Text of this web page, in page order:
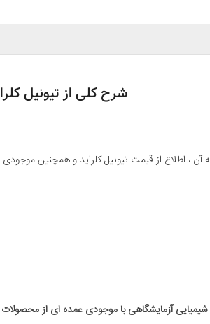
شرح کلی از تیونیل
آن ، اطلاع از قیمت تیونیل کلراید و همچنین
شیمیایی آزمایشگاهی با موجودی عمده ای از